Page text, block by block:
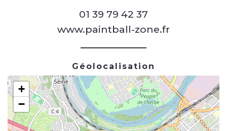
01 39 79 42 37
www.paintball-zone.fr
Géolocalisation
+
−